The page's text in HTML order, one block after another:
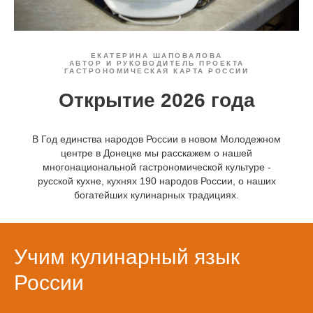
ЕКАТЕРИНА ШАПОВАЛОВА
АВТОР И РУКОВОДИТЕЛЬ ПРОЕКТА
ГАСТРОНОМИЧЕСКАЯ КАРТА РОССИИ
Открытие 2026 года
В Год единства народов России в новом Молодежном
центре в Донецке мы расскажем о нашей
многонациональной гастрономической культуре -
русской кухне, кухнях 190 народов России, о наших
богатейших кулинарных традициях.
Учим кулинарный язык
России